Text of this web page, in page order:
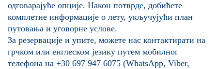
одговарајуће опције. Након потврде, добићете
комплетне информације о лету, укључујући план
путовања и уговорне услове.
За резервације и упите, можете нас контактирати на
грчком или енглеском језику путем мобилног
телефона на +30 697 947 6075 (WhatsApp, Viber,